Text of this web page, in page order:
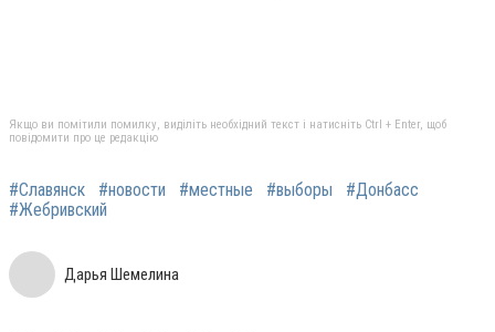
Якщо ви помітили помилку, виділіть необхідний текст і натисніть Ctrl + Enter, щоб
повідомити про це редакцію
#Славянск #новости #местные #выборы
#Донбасс
#Жебривский
Дарья Шемелина